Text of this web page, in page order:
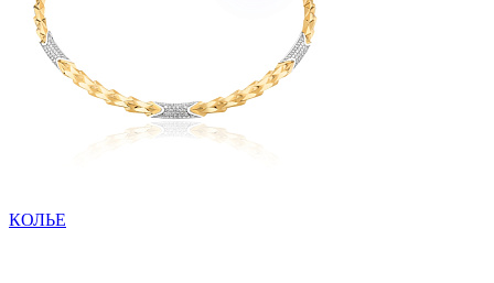
КОЛЬЕ